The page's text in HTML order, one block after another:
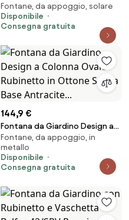
con Rubinetto e Vasca Belfer
42/PRQ Ruggine...
Fontane, da appoggio, solare
Disponibile
Consegna gratuita
144,9 €
Fontana da Giardino Design a
Colonna Ovale Rubinetto in
Ottone Senza Base Antracite...
Fontane, da appoggio, in
metallo
Disponibile
Consegna gratuita